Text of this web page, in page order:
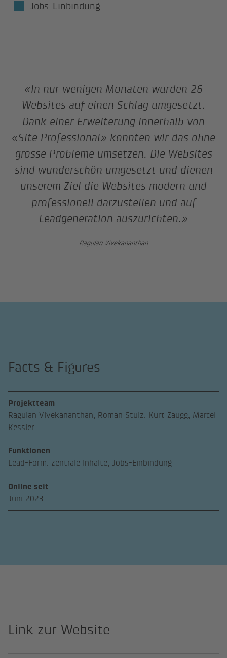
Jobs-Einbindung
«In nur wenigen Monaten wurden 26
Websites auf einen Schlag umgesetzt.
Dank einer Erweiterung innerhalb von
«Site Professional» konnten wir das ohne
grosse Probleme umsetzen. Die Websites
sind wunderschön umgesetzt und dienen
unserem Ziel die Websites modern und
professionell darzustellen und auf
Leadgeneration auszurichten.»
Ragulan Vivekananthan
Facts & Figures
Projektteam
Ragulan Vivekananthan, Roman Stulz, Kurt Zaugg, Marcel
Kessler
Funktionen
Lead-Form, zentrale Inhalte, Jobs-Einbindung
Online seit
Juni 2023
Link zur Website